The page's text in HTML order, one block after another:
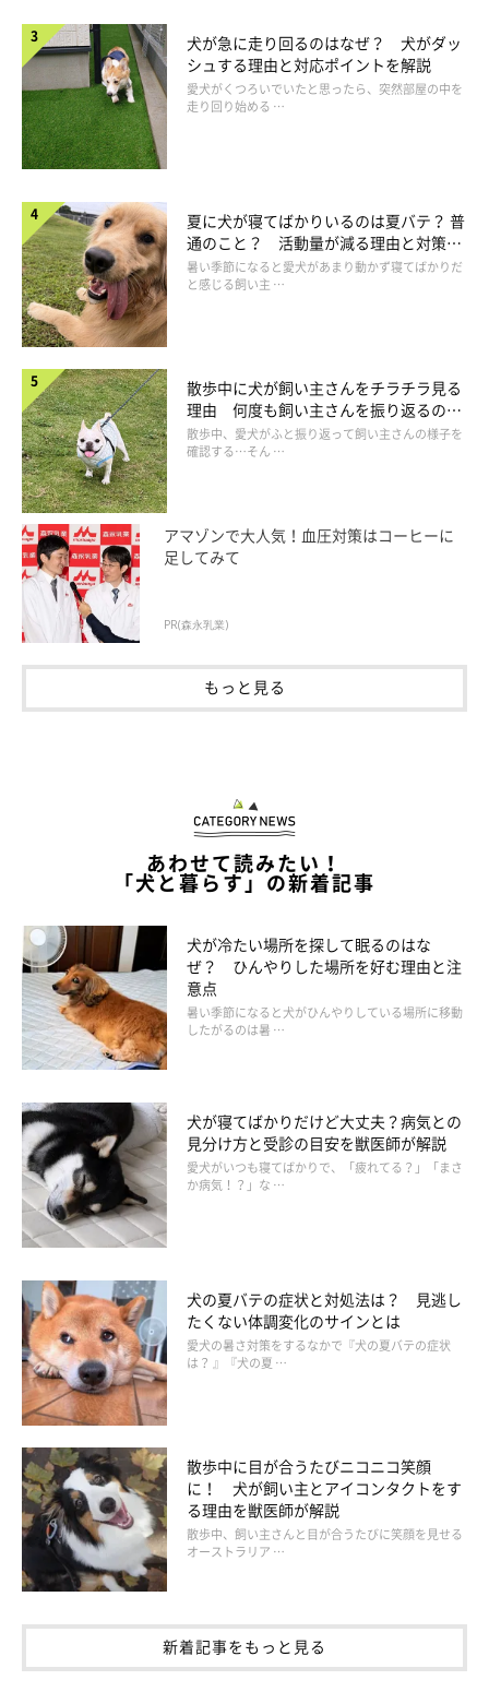
落ち着いてきた
「子犬のころはヤンチャで男の子みたいに活発でした。今
はのんびりゆっくりおっとりしてます」
「子犬のころはわちゃわちゃ忙しかったけど、1才半を過
ぎたら落ち着きました」
「2才弱ですが、少しだけ行動が落ち着いたように見えま
す。でも、悪知恵もつきました。ドアの開け方や犬用クッ
「子犬のころはいつもチャカチャカ常に動き回ってまった
く落ち着きがなく、やんちゃで破壊魔。自分のコントロー
ルが苦手で寝ないコでした。なので、強制的にクレートに
入れて毛布を被せ、真っ暗にして寝かせてました。です
した。今でもスリッパ破壊だけは直ってませんが」
怖がりになった、慎重になった
策するときに行きたがらなくなったり、慎重になったと思
います」
「子犬のときは雷も怖くなかったが、シニアになってから
気圧の変化が嫌なようで雨が降る前に怖がります」
が鳴ると吠えるのは変わらずですが、家の前を人が通った
だけで吠えるようになった。子どもには吠えてたけど、大
人の人にも吠えるようになった気がします」
「子犬のころは人間に興味津々でしたが、おとなになるこ
ろには知らない人が苦手になりました。もともと臆病な野
犬の子犬で寂しがりやだったので、親しい人を認識して区
別できるようになったのかなと思います」
犬が急に走り回るのはなぜ？ 犬がダッ
シュする理由と対応ポイントを解説
愛犬がくつろいでいたと思ったら、突然部屋の中を
走り回り始める …
夏に犬が寝てばかりいるのは夏バテ？ 普
通のこと？ 活動量が減る理由と対策と
は
暑い季節になると愛犬があまり動かず寝てばかりだ
と感じる飼い主 …
散歩中に犬が飼い主さんをチラチラ見る
理由 何度も飼い主さんを振り返るのは
なぜ？
散歩中、愛犬がふと振り返って飼い主さんの様子を
確認する…そん …
アマゾンで大人気！血圧対策はコーヒーに
足してみて
PR(森永乳業)
もっと見る
あわせて読みたい！
「犬と暮らす」の新着記事
犬が冷たい場所を探して眠るのはな
ぜ？ ひんやりした場所を好む理由と注
意点
暑い季節になると犬がひんやりしている場所に移動
したがるのは暑 …
犬が寝てばかりだけど大丈夫？病気との
見分け方と受診の目安を獣医師が解説
愛犬がいつも寝てばかりで、「疲れてる？」「まさ
か病気！？」な …
犬の夏バテの症状と対処法は？ 見逃し
たくない体調変化のサインとは
愛犬の暑さ対策をするなかで『犬の夏バテの症状
は？ 』『犬の夏 …
散歩中に目が合うたびニコニコ笑顔
に！ 犬が飼い主とアイコンタクトをす
る理由を獣医師が解説
散歩中、飼い主さんと目が合うたびに笑顔を見せる
オーストラリア …
新着記事をもっと見る